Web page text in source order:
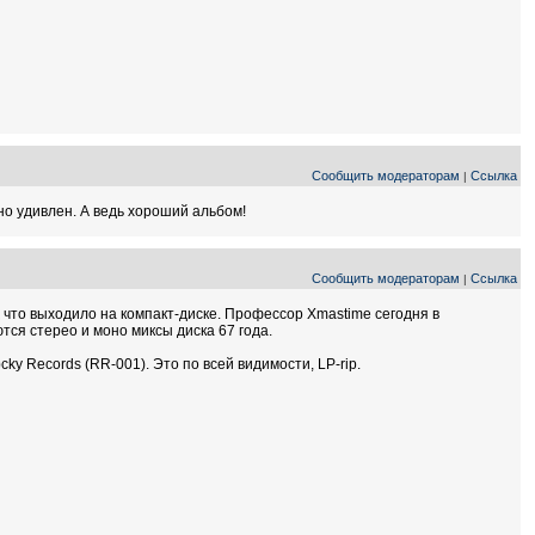
Сообщить модераторам | Ссылка
удивлен. А ведь хороший альбом!
Сообщить модераторам | Ссылка
выходило на компакт-диске. Профессор Xmastime сегодня в
стерео и моно миксы диска 67 года.
Records (RR-001). Это по всей видимости, LP-rip.